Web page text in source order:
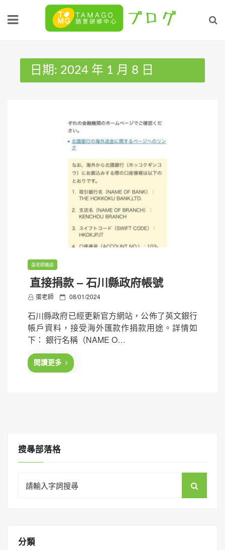
日期: 2024 年 1 月 8 日
蛋老師雜談
直接捐款 – 石川縣政府帳號
蛋老師
P
s
e
d
08/01/2024
石川縣政府已經更新官方網站，公佈了英文銀行
帳戶資料，接受海外匯款作捐款用途。詳情如
下： 銀行名稱（NAME O…
閱讀更多
搜㝷部落格
for:
分類